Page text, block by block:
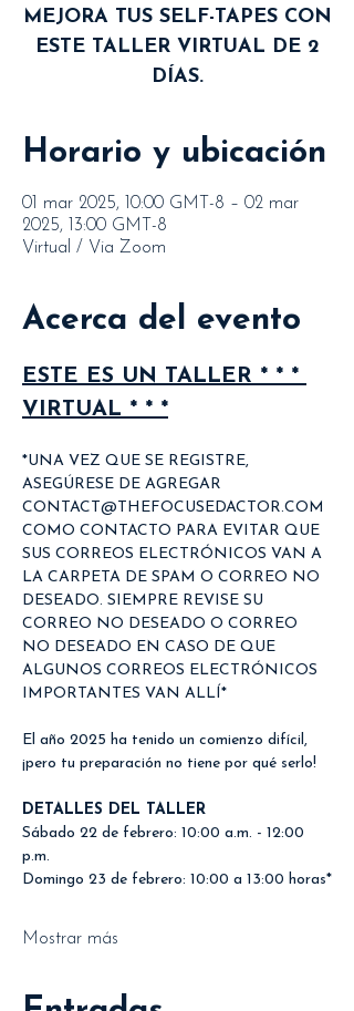
MEJORA TUS SELF-TAPES CON
ESTE TALLER VIRTUAL DE 2
DÍAS.
Horario y ubicación
01 mar 2025, 10:00 GMT-8 – 02 mar
2025, 13:00 GMT-8
Virtual / Via Zoom
Acerca del evento
ESTE ES UN TALLER * * *
VIRTUAL * * *
*UNA VEZ QUE SE REGISTRE,
ASEGÚRESE DE AGREGAR
CONTACT@THEFOCUSEDACTOR.COM
COMO CONTACTO PARA EVITAR QUE
SUS CORREOS ELECTRÓNICOS VAN A
LA CARPETA DE SPAM O CORREO NO
DESEADO. SIEMPRE REVISE SU
CORREO NO DESEADO O CORREO
NO DESEADO EN CASO DE QUE
ALGUNOS CORREOS ELECTRÓNICOS
IMPORTANTES VAN ALLÍ*
El año 2025 ha tenido un comienzo difícil,
¡pero tu preparación no tiene por qué serlo!
DETALLES DEL TALLER
Sábado 22 de febrero: 10:00 a.m. - 12:00
p.m.
Domingo 23 de febrero: 10:00 a 13:00 horas*
Mostrar más